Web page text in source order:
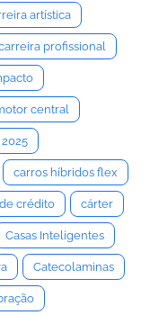
artística
profissional
central
carros híbridos flex
crédito cárter
Casas Inteligentes
Catecolaminas